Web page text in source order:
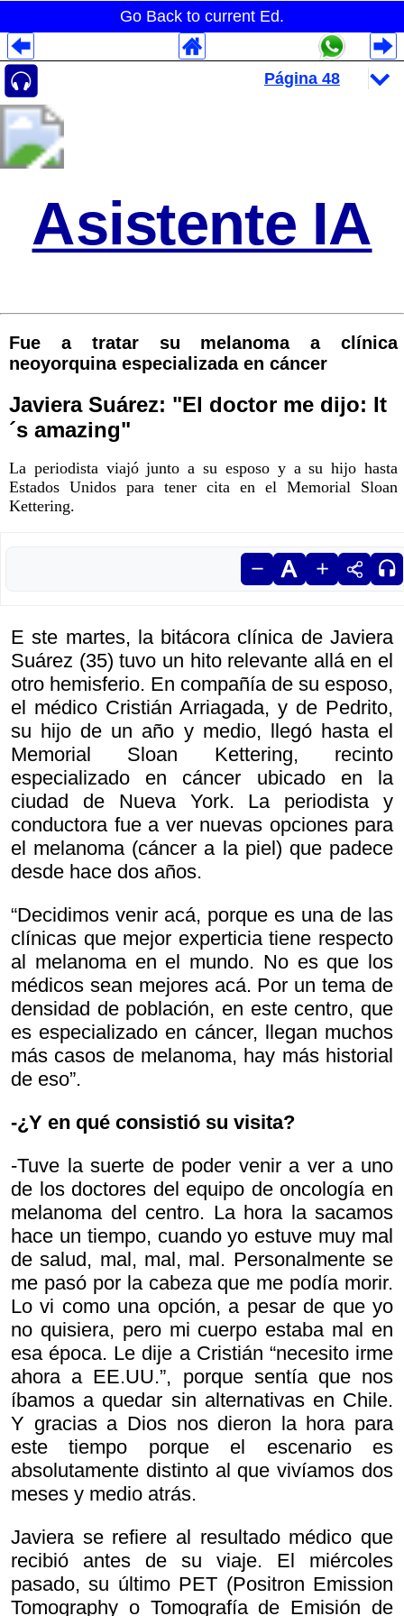
Go Back to current Ed.
Asistente IA
Fue a tratar su melanoma a clínica
neoyorquina especializada en cáncer
Javiera Suárez: "El doctor me dijo: It
´s amazing"
La periodista viajó junto a su esposo y a su hijo hasta
Estados Unidos para tener cita en el Memorial Sloan
Kettering.
E ste martes, la bitácora clínica de Javiera
Suárez (35) tuvo un hito relevante allá en el
otro hemisferio. En compañía de su esposo,
el médico Cristián Arriagada, y de Pedrito,
su hijo de un año y medio, llegó hasta el
Memorial Sloan Kettering, recinto
especializado en cáncer ubicado en la
ciudad de Nueva York. La periodista y
conductora fue a ver nuevas opciones para
el melanoma (cáncer a la piel) que padece
desde hace dos años.
“Decidimos venir acá, porque es una de las
clínicas que mejor experticia tiene respecto
al melanoma en el mundo. No es que los
médicos sean mejores acá. Por un tema de
densidad de población, en este centro, que
es especializado en cáncer, llegan muchos
más casos de melanoma, hay más historial
de eso”.
-¿Y en qué consistió su visita?
-Tuve la suerte de poder venir a ver a uno
de los doctores del equipo de oncología en
melanoma del centro. La hora la sacamos
hace un tiempo, cuando yo estuve muy mal
de salud, mal, mal, mal. Personalmente se
me pasó por la cabeza que me podía morir.
Lo vi como una opción, a pesar de que yo
no quisiera, pero mi cuerpo estaba mal en
esa época. Le dije a Cristián “necesito irme
ahora a EE.UU.”, porque sentía que nos
íbamos a quedar sin alternativas en Chile.
Y gracias a Dios nos dieron la hora para
este tiempo porque el escenario es
absolutamente distinto al que vivíamos dos
meses y medio atrás.
Javiera se refiere al resultado médico que
recibió antes de su viaje. El miércoles
pasado, su último PET (Positron Emission
Tomography o Tomografía de Emisión de
Despliegues Analytics
Despliegues Totales
Despliegues por Rubros